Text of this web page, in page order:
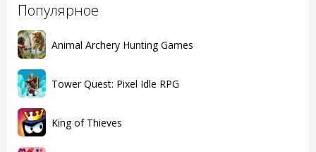
Популярное
Animal Archery Hunting Games
Tower Quest: Pixel Idle RPG
King of Thieves